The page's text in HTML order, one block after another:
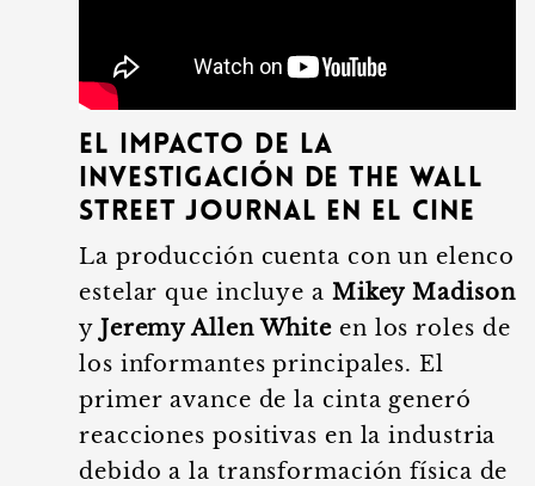
El impacto de la
investigación de The Wall
Street Journal en el cine
La producción cuenta con un elenco
estelar que incluye a Mikey Madison
y Jeremy Allen White en los roles de
los informantes principales. El
primer avance de la cinta generó
reacciones positivas en la industria
debido a la transformación física de